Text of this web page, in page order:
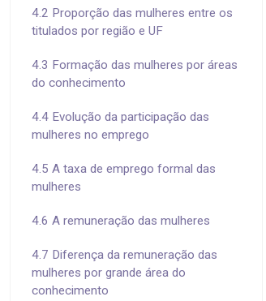
4.2 Proporção das mulheres entre os
titulados por região e UF
4.3 Formação das mulheres por áreas
do conhecimento
4.4 Evolução da participação das
mulheres no emprego
4.5 A taxa de emprego formal das
mulheres
4.6 A remuneração das mulheres
4.7 Diferença da remuneração das
mulheres por grande área do
conhecimento